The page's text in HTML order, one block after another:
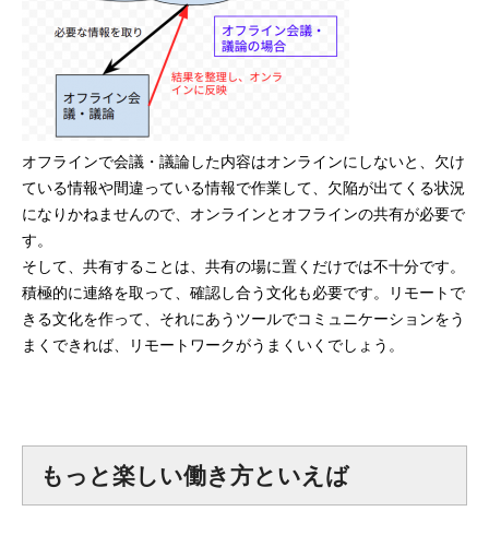
オフラインで会議・議論した内容はオンラインにしないと、欠け
ている情報や間違っている情報で作業して、欠陥が出てくる状況
になりかねませんので、オンラインとオフラインの共有が必要で
す。
そして、共有することは、共有の場に置くだけでは不十分です。
積極的に連絡を取って、確認し合う文化も必要です。リモートで
きる文化を作って、それにあうツールでコミュニケーションをう
まくできれば、リモートワークがうまくいくでしょう。
もっと楽しい働き方といえば